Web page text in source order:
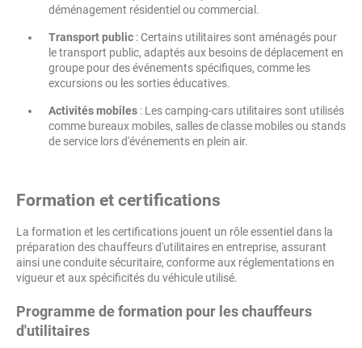
déménagement résidentiel ou commercial.
Transport public : Certains utilitaires sont aménagés pour
le transport public, adaptés aux besoins de déplacement en
groupe pour des événements spécifiques, comme les
excursions ou les sorties éducatives.
Activités mobiles : Les camping-cars utilitaires sont utilisés
comme bureaux mobiles, salles de classe mobiles ou stands
de service lors d'événements en plein air.
Formation et certifications
La formation et les certifications jouent un rôle essentiel dans la
préparation des chauffeurs d'utilitaires en entreprise, assurant
ainsi une conduite sécuritaire, conforme aux réglementations en
vigueur et aux spécificités du véhicule utilisé.
Programme de formation pour les chauffeurs
d'utilitaires